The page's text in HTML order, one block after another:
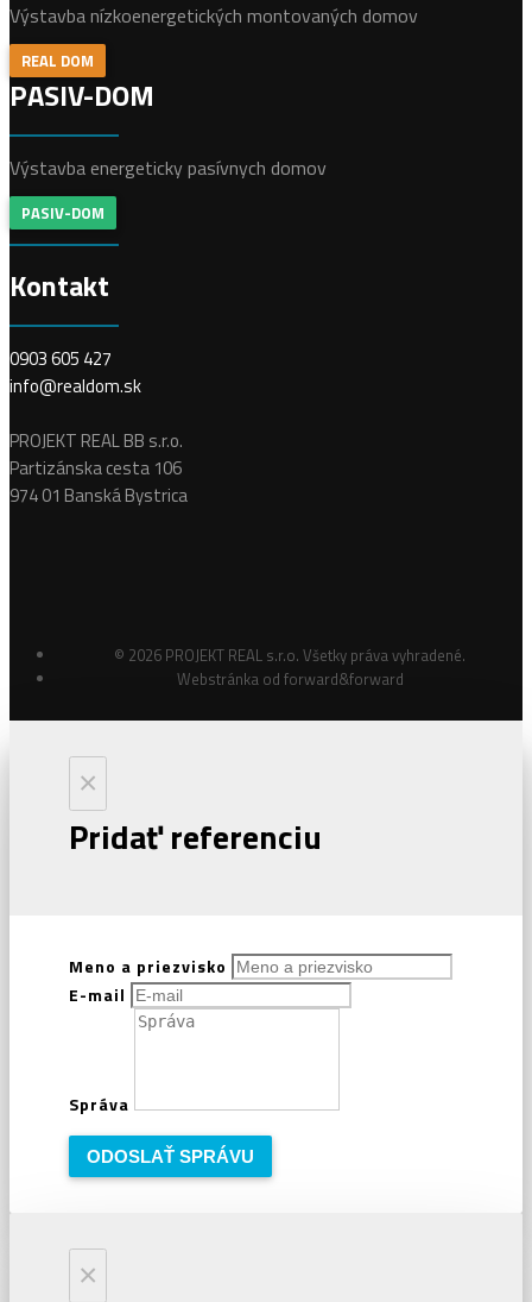
Výstavba nízkoenergetických montovaných domov
REAL DOM
PASIV-DOM
Výstavba energeticky pasívnych domov
PASIV-DOM
Kontakt
0903 605 427
info@realdom.sk
PROJEKT REAL BB s.r.o.
Partizánska cesta 106
974 01 Banská Bystrica
© 2026 PROJEKT REAL s.r.o. Všetky práva vyhradené.
Webstránka od forward&forward
×
Pridať referenciu
Meno a priezvisko
E-mail
Správa
ODOSLAŤ SPRÁVU
×